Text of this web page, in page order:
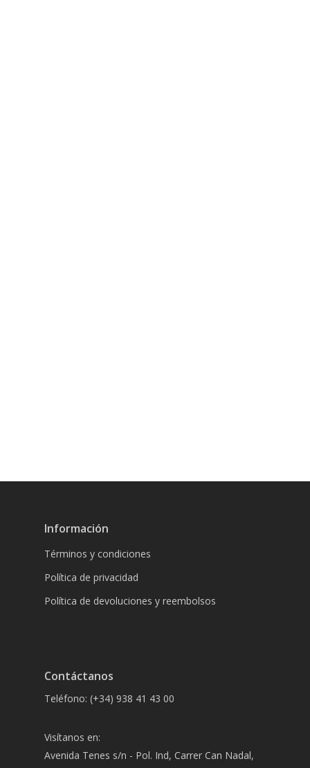
Información
Términos y condiciones
Política de privacidad
Política de devoluciones y reembolsos
Contáctanos
Teléfono: (+34) 938 41 43 00
Visítanos en:
Avenida Tenes s/n - Pol. Ind, Carrer Can Nadal,